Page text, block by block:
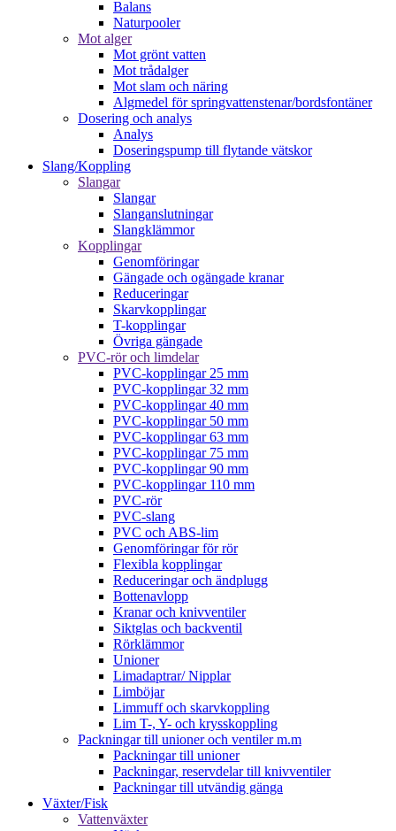
Balans
Naturpooler
Mot alger
Mot grönt vatten
Mot trådalger
Mot slam och näring
Algmedel för springvattenstenar/bordsfontäner
Dosering och analys
Analys
Doseringspump till flytande vätskor
Slang/Koppling
Slangar
Slangar
Slanganslutningar
Slangklämmor
Kopplingar
Genomföringar
Gängade och ogängade kranar
Reduceringar
Skarvkopplingar
T-kopplingar
Övriga gängade
PVC-rör och limdelar
PVC-kopplingar 25 mm
PVC-kopplingar 32 mm
PVC-kopplingar 40 mm
PVC-kopplingar 50 mm
PVC-kopplingar 63 mm
PVC-kopplingar 75 mm
PVC-kopplingar 90 mm
PVC-kopplingar 110 mm
PVC-rör
PVC-slang
PVC och ABS-lim
Genomföringar för rör
Flexibla kopplingar
Reduceringar och ändplugg
Bottenavlopp
Kranar och knivventiler
Siktglas och backventil
Rörklämmor
Unioner
Limadaptrar/ Nipplar
Limböjar
Limmuff och skarvkoppling
Lim T-, Y- och krysskoppling
Packningar till unioner och ventiler m.m
Packningar till unioner
Packningar, reservdelar till knivventiler
Packningar till utvändig gänga
Växter/Fisk
Vattenväxter